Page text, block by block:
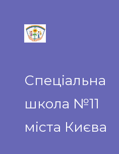
Спеціальна
школа №11
міста Києва